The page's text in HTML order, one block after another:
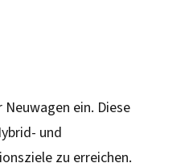
ein. Diese
und
zu erreichen.